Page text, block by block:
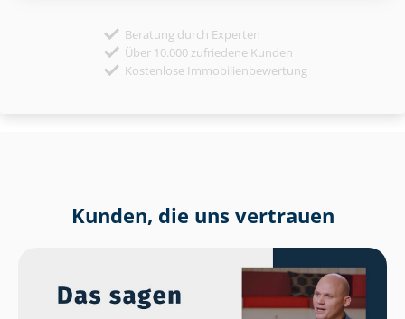
Beratung durch Experten
Über 10.000 zufriedene Kunden
Kostenlose Immobilienbewertung
Kunden, die uns vertrauen